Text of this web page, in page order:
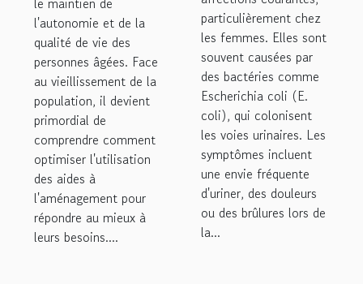
pour les
personnes
âgées
l'autonomie et de la
qualité de vie des
personnes âgées. Face
au vieillissement de la
population, il devient
primordial de
comprendre comment
optimiser l'utilisation
des aides à
l'aménagement pour
répondre au mieux à
leurs besoins....
particulièrement chez
les femmes. Elles sont
souvent causées par
des bactéries comme
Escherichia coli (E.
coli), qui colonisent
les voies urinaires. Les
symptômes incluent
une envie fréquente
d'uriner, des douleurs
ou des brûlures lors de
la...